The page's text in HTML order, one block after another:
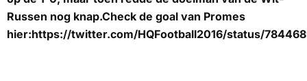
Russen nog knap.Check de goal van Promes
hier:https://twitter.com/HQFootball2016/status/